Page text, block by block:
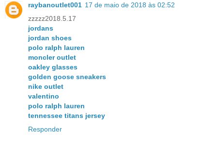
raybanoutlet001 17 de maio de 2018 às 02:52
zzzzz2018.5.17
jordans
jordan shoes
polo ralph lauren
moncler outlet
oakley glasses
golden goose sneakers
nike outlet
valentino
polo ralph lauren
tennessee titans jersey
Responder